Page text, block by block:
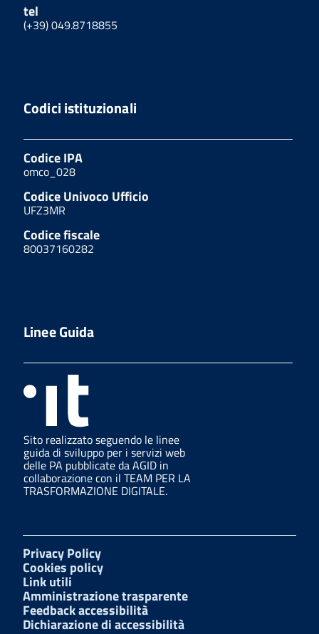
tel
(+39) 049.8718855
Codici istituzionali
Codice IPA
omco_028
Codice Univoco Ufficio
UFZ3MR
Codice fiscale
80037160282
Linee Guida
Sito realizzato seguendo le linee
guida di sviluppo per i servizi web
delle PA pubblicate da AGID in
collaborazione con il TEAM PER LA
TRASFORMAZIONE DIGITALE.
Privacy Policy
Cookies policy
Link utili
Amministrazione trasparente
Feedback accessibilità
Dichiarazione di accessibilità